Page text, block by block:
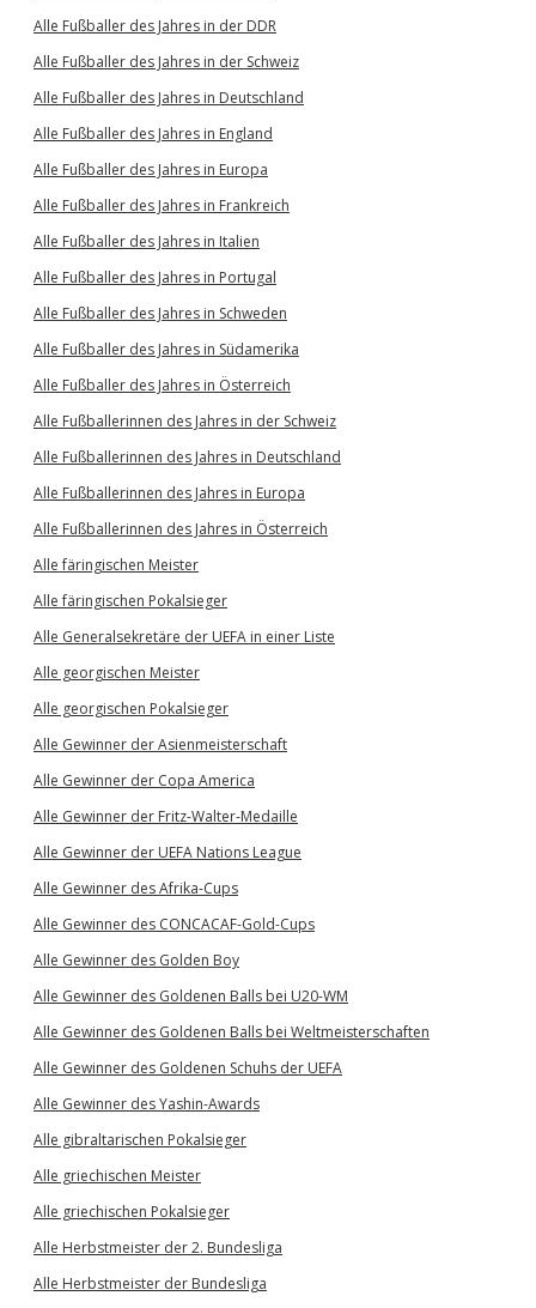
Alle Fußballer des Jahres in der DDR
Alle Fußballer des Jahres in der Schweiz
Alle Fußballer des Jahres in Deutschland
Alle Fußballer des Jahres in England
Alle Fußballer des Jahres in Europa
Alle Fußballer des Jahres in Frankreich
Alle Fußballer des Jahres in Italien
Alle Fußballer des Jahres in Portugal
Alle Fußballer des Jahres in Schweden
Alle Fußballer des Jahres in Südamerika
Alle Fußballer des Jahres in Österreich
Alle Fußballerinnen des Jahres in der Schweiz
Alle Fußballerinnen des Jahres in Deutschland
Alle Fußballerinnen des Jahres in Europa
Alle Fußballerinnen des Jahres in Österreich
Alle färingischen Meister
Alle färingischen Pokalsieger
Alle Generalsekretäre der UEFA in einer Liste
Alle georgischen Meister
Alle georgischen Pokalsieger
Alle Gewinner der Asienmeisterschaft
Alle Gewinner der Copa America
Alle Gewinner der Fritz-Walter-Medaille
Alle Gewinner der UEFA Nations League
Alle Gewinner des Afrika-Cups
Alle Gewinner des CONCACAF-Gold-Cups
Alle Gewinner des Golden Boy
Alle Gewinner des Goldenen Balls bei U20-WM
Alle Gewinner des Goldenen Balls bei Weltmeisterschaften
Alle Gewinner des Goldenen Schuhs der UEFA
Alle Gewinner des Yashin-Awards
Alle gibraltarischen Pokalsieger
Alle griechischen Meister
Alle griechischen Pokalsieger
Alle Herbstmeister der 2. Bundesliga
Alle Herbstmeister der Bundesliga